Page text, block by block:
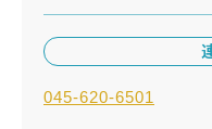
045-620-6501